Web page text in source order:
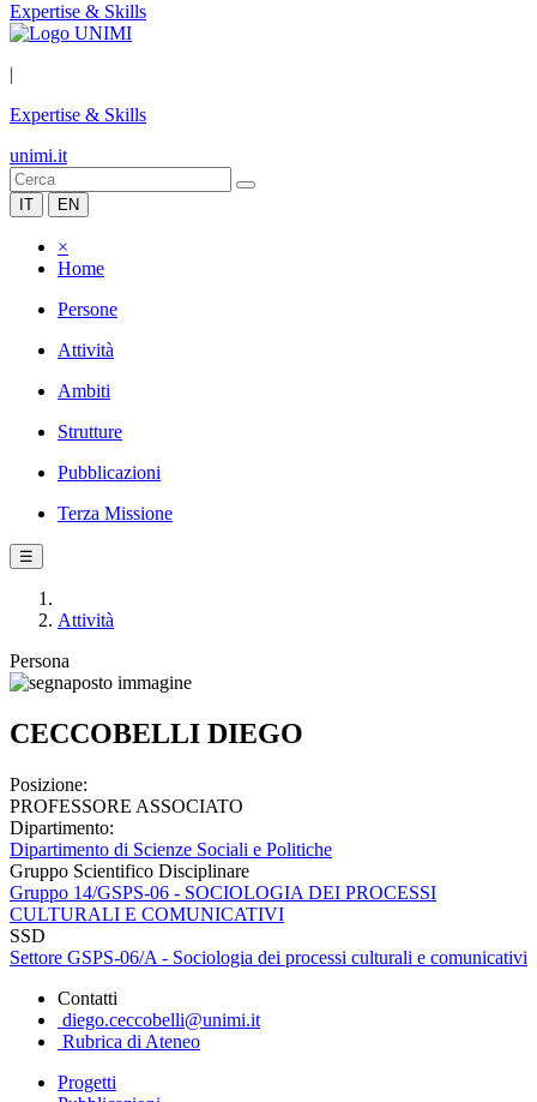
Expertise & Skills
|
Expertise & Skills
unimi.it
IT EN
×
Home
Persone
Attività
Ambiti
Strutture
Pubblicazioni
Terza Missione
☰
Attività
Persona
CECCOBELLI DIEGO
Posizione:
PROFESSORE ASSOCIATO
Dipartimento:
Dipartimento di Scienze Sociali e Politiche
Gruppo Scientifico Disciplinare
Gruppo 14/GSPS-06 - SOCIOLOGIA DEI PROCESSI
CULTURALI E COMUNICATIVI
SSD
Settore GSPS-06/A - Sociologia dei processi culturali e comunicativi
Contatti
diego.ceccobelli@unimi.it
Rubrica di Ateneo
Progetti